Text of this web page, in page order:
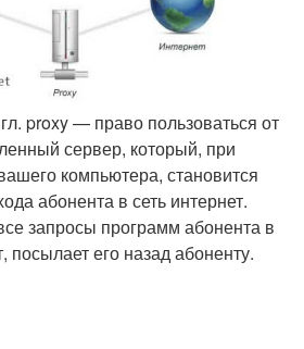
proxy — право пользоваться от
сервер, который, при
компьютера, становится
абонента в сеть интернет.
запросы программ абонента в
посылает его назад абоненту.